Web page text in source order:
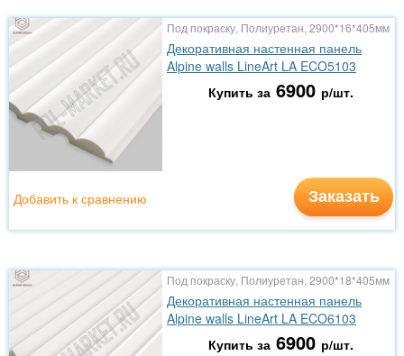
Под покраску, Полиуретан, 2900*16*405мм
Декоративная настенная панель
Alpine walls LineArt LA ECO5103
Купить за 6900 р/шт.
Заказать
Добавить к сравнению
Под покраску, Полиуретан, 2900*18*405мм
Декоративная настенная панель
Alpine walls LineArt LA ECO6103
Купить за 6900 р/шт.